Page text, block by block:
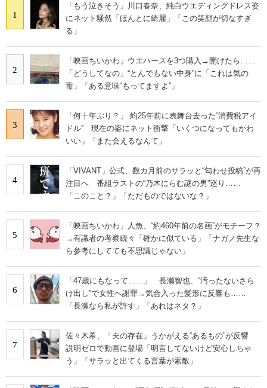
1
「もう泣きそう」川口春奈、純白ウエディングドレス姿
にネット騒然「ほんとに綺麗」「この笑顔が切なすぎ
る」
2
「映画ちいかわ」ウエハースを3つ購入→開けたら……
「どうしてなの」“とんでもない中身”に「これは気の
毒」「ある意味“もってますよ”」
3
「何十年ぶり？」 約25年前に表舞台去った“消費税アイ
ドル” 現在の姿にネット衝撃「いくつになってもかわ
いい」「また会えるなんて」
4
「VIVANT」公式、数カ月前のサラッと“匂わせ投稿”が再
注目へ 番組ラストの“乃木にらむ謎の男”巡り……
「このこと？」「ただものではないな？」
5
「映画ちいかわ」人魚、“約460年前の名画”がモチーフ？
→有識者の考察続々「確かに似ている」「ナガノ先生な
ら参考にしてても不思議じゃない」
6
「47歳にもなって……」 長瀬智也、“汚ったないさら
け出し”で女性へ謝罪→気合入った髪形に反響も……
「長瀬なら私が許す」「あれはネタ？」
7
佐々木希、「夫の存在」うかがえる“あるもの”が反響
説明ゼロで動画に登場「明言してないけど安心しちゃ
う」「サラッと出てくる言葉が素敵」